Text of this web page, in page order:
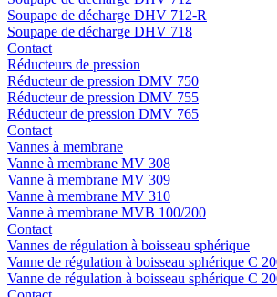
Soupape de décharge DHV 712-R
Soupape de décharge DHV 718
Contact
Réducteurs de pression
Réducteur de pression DMV 750
Réducteur de pression DMV 755
Réducteur de pression DMV 765
Contact
Vannes à membrane
Vanne à membrane MV 308
Vanne à membrane MV 309
Vanne à membrane MV 310
Vanne à membrane MVB 100/200
Contact
Vannes de régulation à boisseau sphérique
Vanne de régulation à boisseau sphérique C
Vanne de régulation à boisseau sphérique C